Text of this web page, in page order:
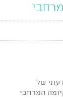
של
המרחבי